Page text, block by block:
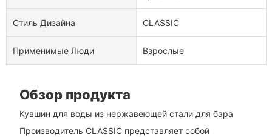
Стиль Дизайна CLASSIC
Применимые Люди Взрослые
Обзор продукта
Кувшин для воды из нержавеющей стали для бара
Производитель CLASSIC представляет собой